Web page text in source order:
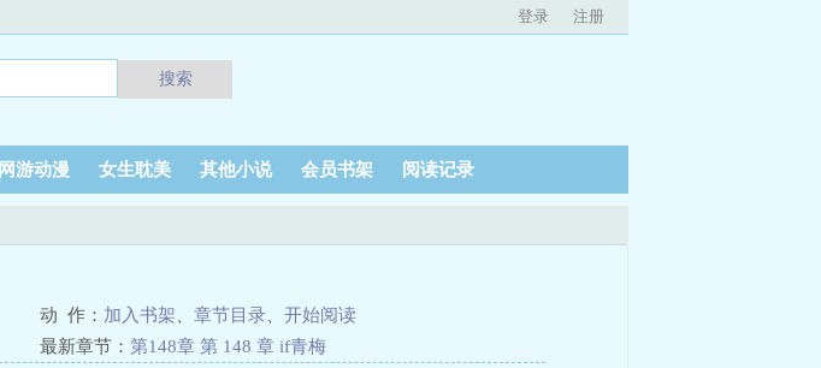
登录 注册
搜索
网游动漫 女生耽美 其他小说 会员书架 阅读记录
动 作： 加入书架 章节目录
开始阅读
最新章节： 第148章 第 148 章 if青梅